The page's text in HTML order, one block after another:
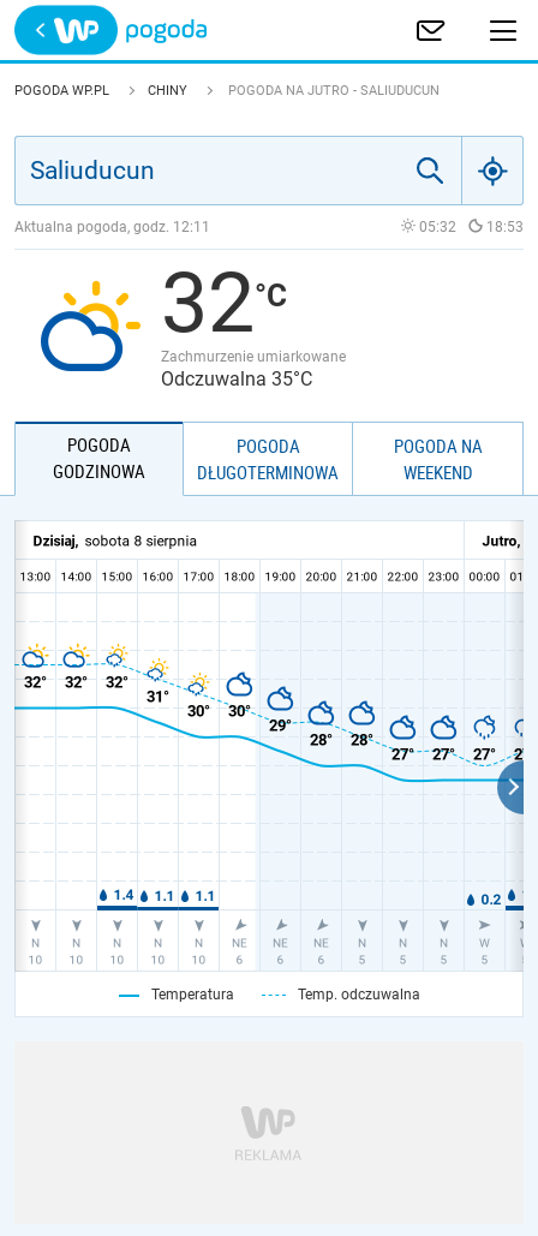
Trwa ładowanie
POLSKA
JAKOŚĆ POWIETRZA
POGODA WP.PL CHINY POGODA NA JUTRO - SALIUDUCUN
Aktualna pogoda, godz. 12:11 05:32 18:53
32
Zachmurzenie umiarkowane
Odczuwalna 35°C
POGODA
GODZINOWA
POGODA
DŁUGOTERMINOWA
POGODA NA
WEEKEND
Temperatura Temp. odczuwalna